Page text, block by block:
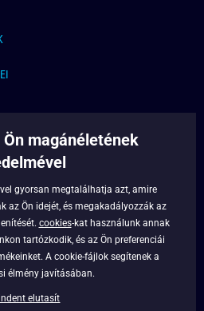
magánéletének
gyorsan megtalálhatja azt, amire
az Ön idejét, és megakadályozzák az
cookies-kat használunk annak
tartózkodik, és az Ön preferenciái
A cookie-fájlok segítenek a
élmény javításában.
elutasít